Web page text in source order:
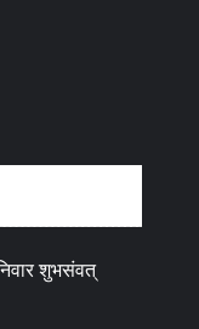
शुभसंवत्